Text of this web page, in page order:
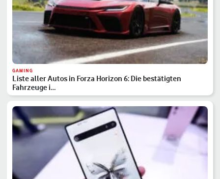
GAMING
Liste aller Autos in Forza Horizon 6: Die bestätigten
Fahrzeuge i…